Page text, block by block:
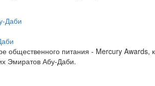
общественного питания - Mercury Awards,
Эмиратов Абу-Даби.